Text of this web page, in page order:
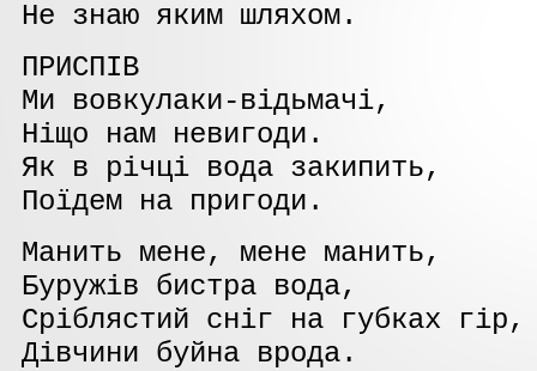
Не знаю яким шляхом.
ПРИСПІВ
Ми вовкулаки-відьмачі,
Ніщо нам невигоди.
Як в річці вода закипить,
Поїдем на пригоди.
Манить мене, мене манить,
Буружів бистра вода,
Сріблястий сніг на губках гір,
Дівчини буйна врода.